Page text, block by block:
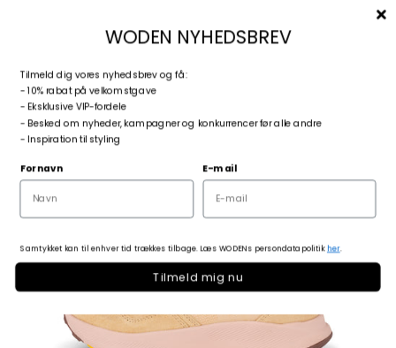
Log ind
Kurv
Zoom
WODEN NYHEDSBREV
Tilmeld dig vores nyhedsbrev og få:
- 10% rabat på velkomstgave
- Eksklusive VIP-fordele
- Besked om nyheder, kampagner og konkurrencer før alle andre
- Inspiration til styling
Fornavn E-mail
Samtykket kan til enhver tid trækkes tilbage. Læs WODENs persondatapolitikher.
Tilmeld mig nu